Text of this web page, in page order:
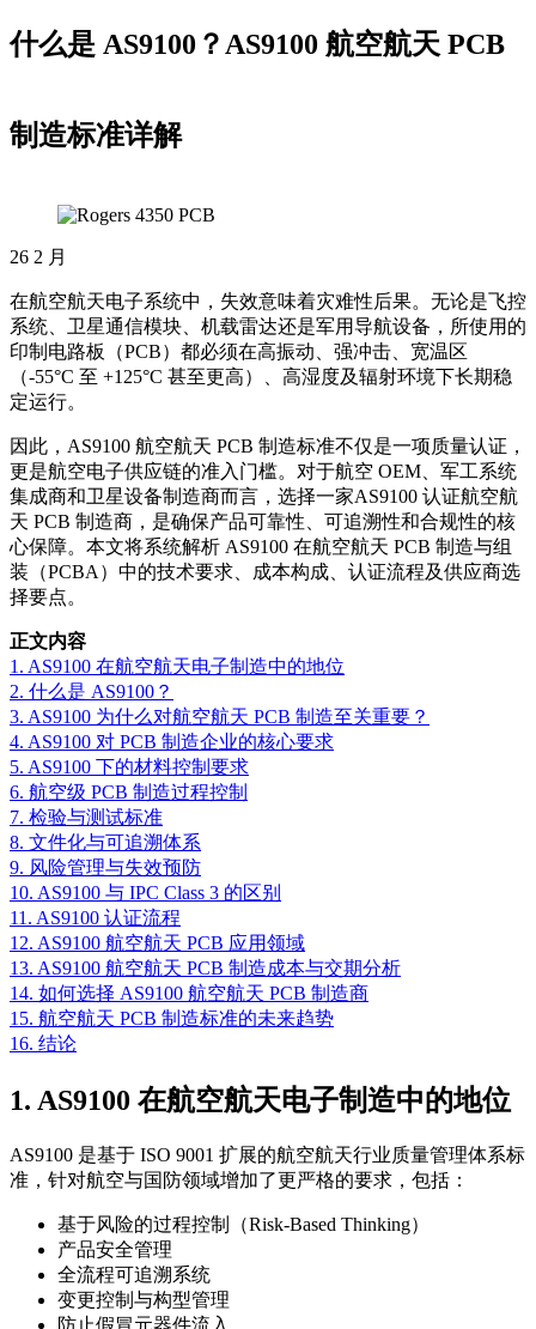
什么是 AS9100？AS9100 航空航天 PCB
制造标准详解
26 2 月
在航空航天电子系统中，失效意味着灾难性后果。无论是飞控
系统、卫星通信模块、机载雷达还是军用导航设备，所使用的
印制电路板（PCB）都必须在高振动、强冲击、宽温区
（-55°C 至 +125°C 甚至更高）、高湿度及辐射环境下长期稳
定运行。
因此，AS9100 航空航天 PCB 制造标准不仅是一项质量认证，
更是航空电子供应链的准入门槛。对于航空 OEM、军工系统
集成商和卫星设备制造商而言，选择一家AS9100 认证航空航
天 PCB 制造商，是确保产品可靠性、可追溯性和合规性的核
心保障。本文将系统解析 AS9100 在航空航天 PCB 制造与组
装（PCBA）中的技术要求、成本构成、认证流程及供应商选
择要点。
正文内容
1. AS9100 在航空航天电子制造中的地位
2. 什么是 AS9100？
3. AS9100 为什么对航空航天 PCB 制造至关重要？
4. AS9100 对 PCB 制造企业的核心要求
5. AS9100 下的材料控制要求
6. 航空级 PCB 制造过程控制
7. 检验与测试标准
8. 文件化与可追溯体系
9. 风险管理与失效预防
10. AS9100 与 IPC Class 3 的区别
11. AS9100 认证流程
12. AS9100 航空航天 PCB 应用领域
13. AS9100 航空航天 PCB 制造成本与交期分析
14. 如何选择 AS9100 航空航天 PCB 制造商
15. 航空航天 PCB 制造标准的未来趋势
16. 结论
1. AS9100 在航空航天电子制造中的地位
AS9100 是基于 ISO 9001 扩展的航空航天行业质量管理体系标
准，针对航空与国防领域增加了更严格的要求，包括：
基于风险的过程控制（Risk-Based Thinking）
产品安全管理
全流程可追溯系统
变更控制与构型管理
防止假冒元器件流入